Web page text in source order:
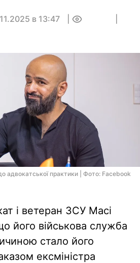
в 13:47
адвокатської практики | Фото: Facebook
і ветеран ЗСУ Масі
його військова служба
стало його
ексміністра